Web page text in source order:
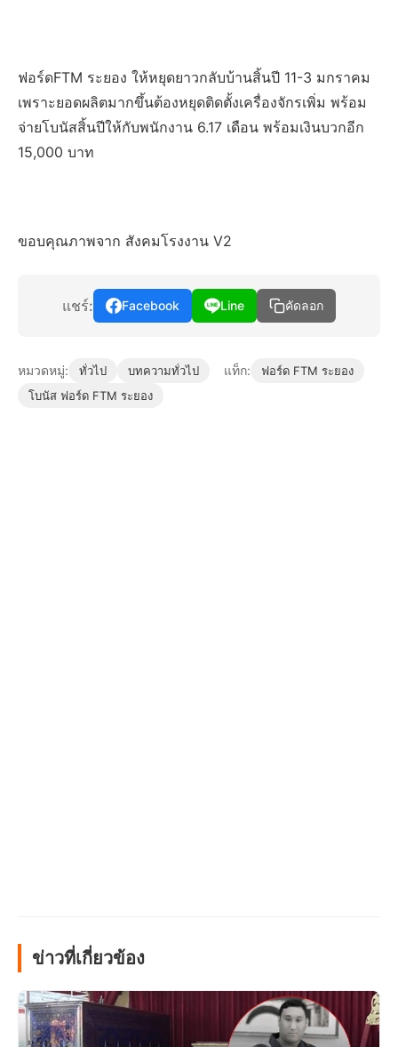
ฟอร์ดFTM ระยอง ให้หยุดยาวกลับบ้านสิ้นปี 11-3 มกราคม
เพราะยอดผลิตมากขึ้นต้องหยุดติดตั้งเครื่องจักรเพิ่ม พร้อม
จ่ายโบนัสสิ้นปีให้กับพนักงาน 6.17 เดือน พร้อมเงินบวกอีก
15,000 บาท
ขอบคุณภาพจาก สังคมโรงงาน V2
แชร์: Facebook Line คัดลอก
หมวดหมู่: ทั่วไป บทความทั่วไป แท็ก:
ฟอร์ด FTM ระยอง
โบนัส ฟอร์ด FTM ระยอง
ข่าวที่เกี่ยวข้อง